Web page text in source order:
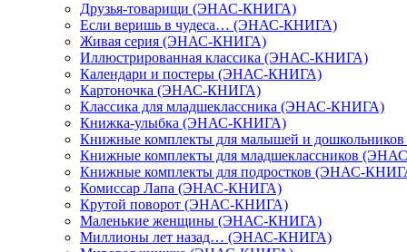
Друзья-товарищи (ЭНАС-КНИГА)
Если веришь в чудеса… (ЭНАС-КНИГА)
Живая серия (ЭНАС-КНИГА)
Иллюстрированная классика (ЭНАС-КНИГА)
Календари и постеры (ЭНАС-КНИГА)
Картоночка (ЭНАС-КНИГА)
Классика для младшеклассника (ЭНАС-КНИГА)
Книжка-улыбка (ЭНАС-КНИГА)
Книжные комплекты для малышей и
Книжные комплекты для младшеклассников
Книжные комплекты для подростков (ЭНАС-
Комиссар Лапа (ЭНАС-КНИГА)
Крутой поворот (ЭНАС-КНИГА)
Маленькие женщины (ЭНАС-КНИГА)
Миллионы лет назад… (ЭНАС-КНИГА)